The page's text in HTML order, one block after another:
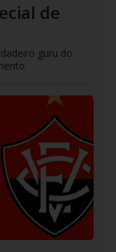
de
guru do